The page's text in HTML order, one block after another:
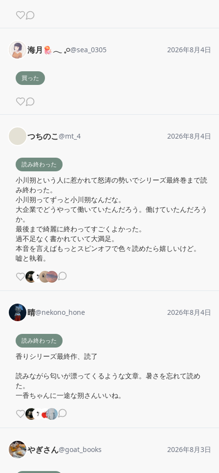
海月🪼‪𓂃 𓈒𓏸@sea_0305 2026年8月4日
買った
つちのこ@mt_4 2026年8月4日
読み終わった
小川朔という人に惹かれて怒涛の勢いでシリーズ最終巻まで読
み終わった。
小川朔ってずっと小川朔なんだな。
大企業でどうやって働いていたんだろう。働けていたんだろう
か。
最後まで綺麗に終わってすごくよかった。
過不足なく書かれていて大満足。
本音を言えばもっとスピンオフで色々読めたら嬉しいけど。
嘘と執着。
晴@nekono_hone 2026年8月4日
読み終わった
香りシリーズ最終作、読了
読みながら匂いが漂ってくるような文章。暑さを忘れて読め
た。
一香ちゃんに一途な朔さんいいね。
やぎさん@goat_books 2026年8月3日